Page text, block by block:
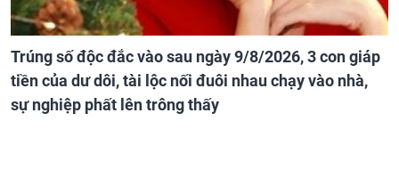
Trúng số độc đắc vào sau ngày 9/8/2026, 3 con giáp
tiền của dư dôi, tài lộc nối đuôi nhau chạy vào nhà,
sự nghiệp phất lên trông thấy